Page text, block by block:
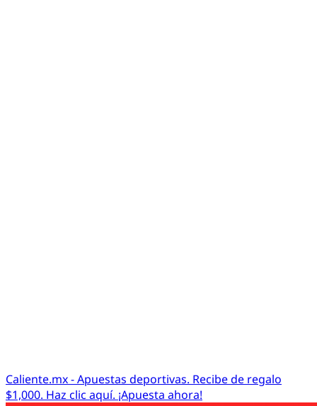
Caliente.mx - Apuestas deportivas. Recibe de regalo
$1,000. Haz clic aquí. ¡Apuesta ahora!